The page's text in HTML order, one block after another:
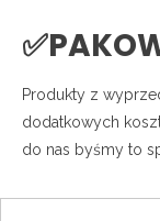
Produkty z
dodatkowych
do nas byśmy to